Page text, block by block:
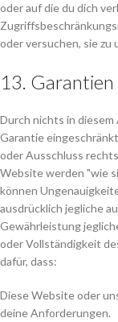
oder auf die du dich
oder versuchen, sie zu
13.
Durch nichts in
Garantie
oder Ausschluss
Website werden "wie
können
ausdrücklich jegliche
Gewährleistung
oder Vollständigkeit
dafür, dass:
Diese Website oder
deine Anforderungen.